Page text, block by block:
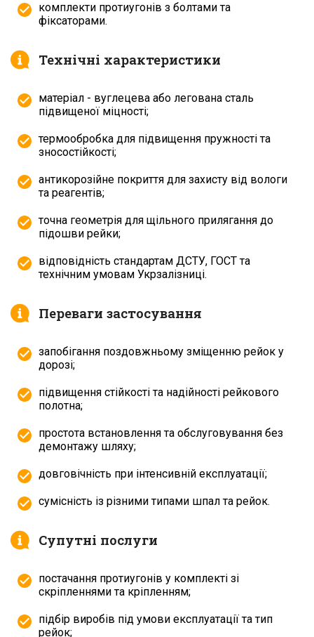
комплекти протиугонів з болтами та
фіксаторами.
Технічні характеристики
матеріал - вуглецева або легована сталь
підвищеної міцності;
термообробка для підвищення пружності та
зносостійкості;
антикорозійне покриття для захисту від вологи
та реагентів;
точна геометрія для щільного прилягання до
підошви рейки;
відповідність стандартам ДСТУ, ГОСТ та
технічним умовам Укрзалізниці.
Переваги застосування
запобігання поздовжньому зміщенню рейок у
дорозі;
підвищення стійкості та надійності рейкового
полотна;
простота встановлення та обслуговування без
демонтажу шляху;
довговічність при інтенсивній експлуатації;
сумісність із різними типами шпал та рейок.
Супутні послуги
постачання протиугонів у комплекті зі
скріпленнями та кріпленням;
підбір виробів під умови експлуатації та тип
рейок;